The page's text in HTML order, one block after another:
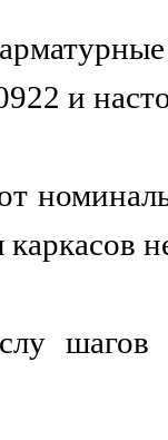
и
каркасов
шагов